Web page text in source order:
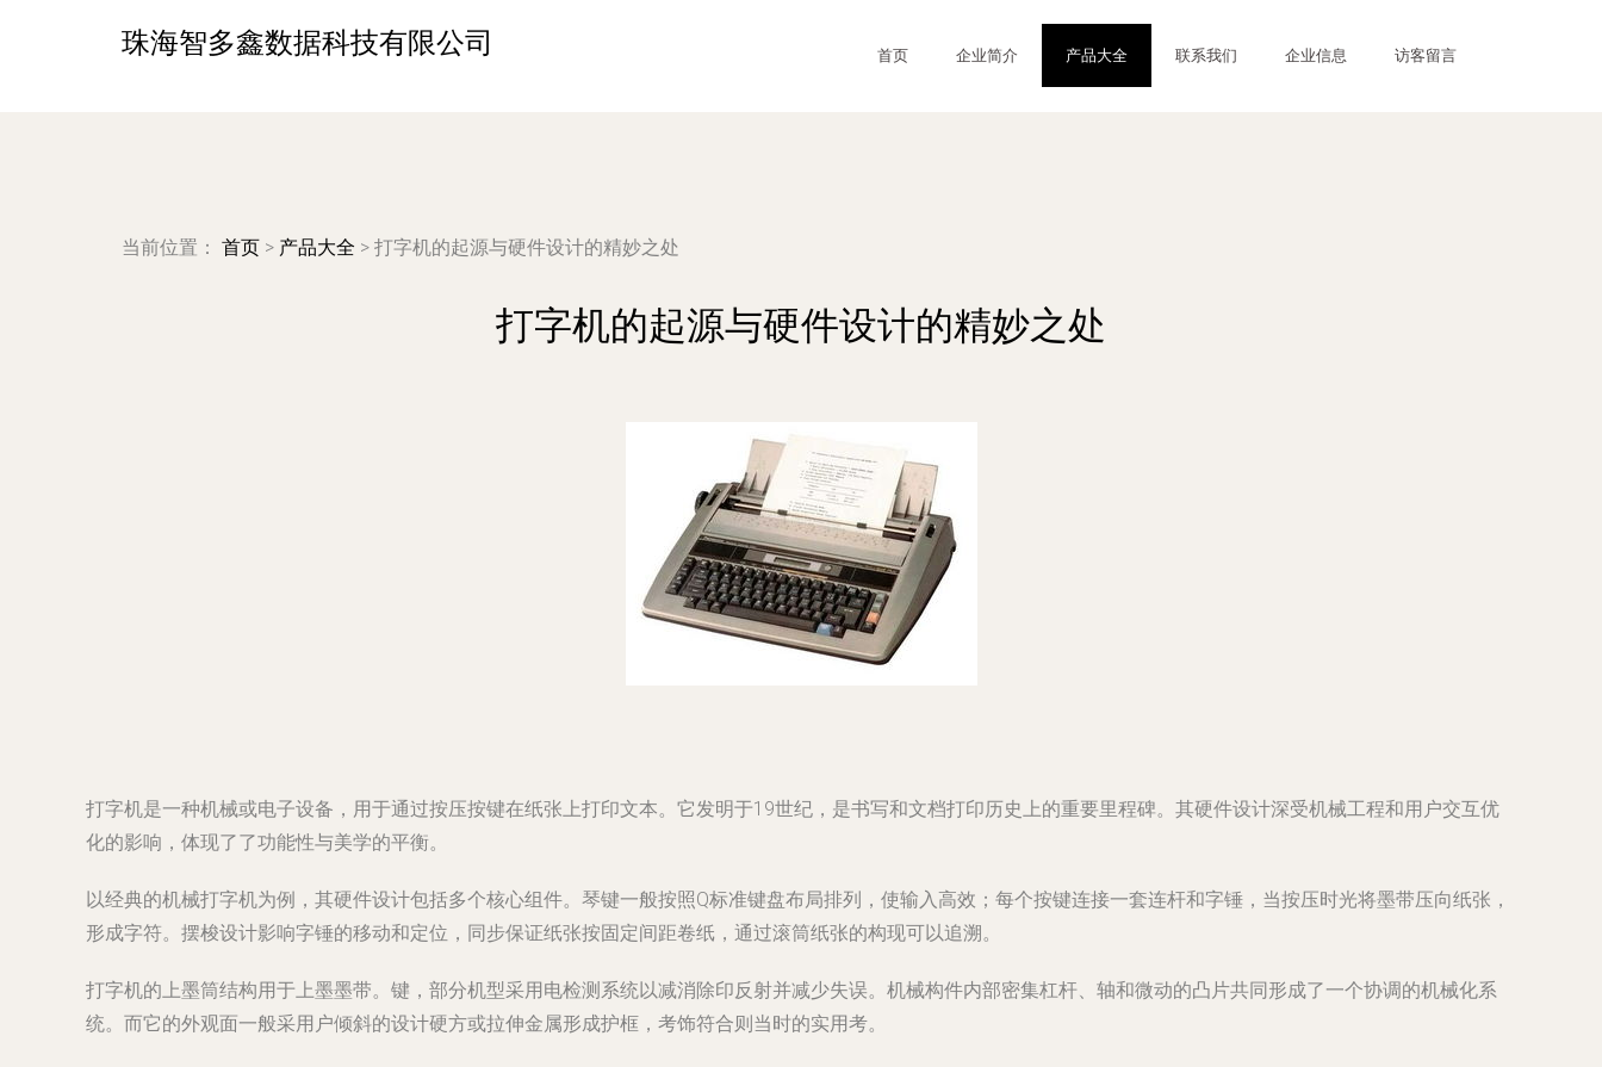
珠海智多鑫数据科技有限公司 首页 企业简介 产品大全 联系我们 企业信息 访客留言
当前位置： 首页 > 产品大全 > 打字机的起源与硬件设计的精妙之处
打字机的起源与硬件设计的精妙之处
打字机是一种机械或电子设备，用于通过按压按键在纸张上打印文本。它发明于19世纪，是书写和文档打印历史上的重要里程碑。其硬件设计深受机械工程和用户交互优
化的影响，体现了了功能性与美学的平衡。
以经典的机械打字机为例，其硬件设计包括多个核心组件。琴键一般按照Q标准键盘布局排列，使输入高效；每个按键连接一套连杆和字锤，当按压时光将墨带压向纸张，
形成字符。摆梭设计影响字锤的移动和定位，同步保证纸张按固定间距卷纸，通过滚筒纸张的构现可以追溯。
打字机的上墨筒结构用于上墨墨带。键，部分机型采用电检测系统以减消除印反射并减少失误。机械构件内部密集杠杆、轴和微动的凸片共同形成了一个协调的机械化系
统。而它的外观面一般采用户倾斜的设计硬方或拉伸金属形成护框，考饰符合则当时的实用考。